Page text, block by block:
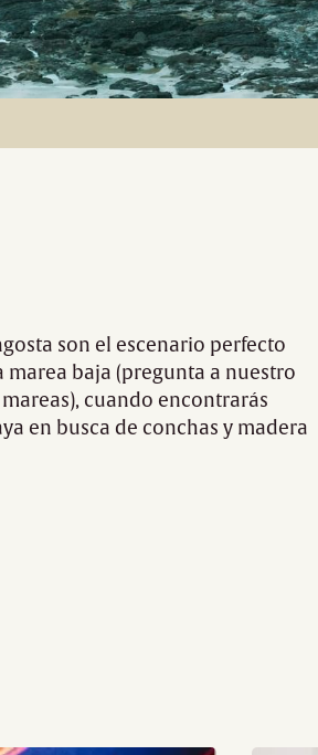
son el escenario perfecto
baja (pregunta a nuestro
cuando encontrarás
en busca de conchas y madera